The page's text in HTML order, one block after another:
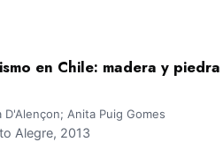
en Chile: madera y
Anita Puig Gomes
Alegre, 2013